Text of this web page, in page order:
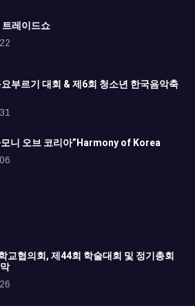
레이드쇼
부르기 대회 & 제6회 청소년 한국음악축
모니 오브 코리아”Harmony of Korea
교협의회, 제44회 학술대회 및 정기총회